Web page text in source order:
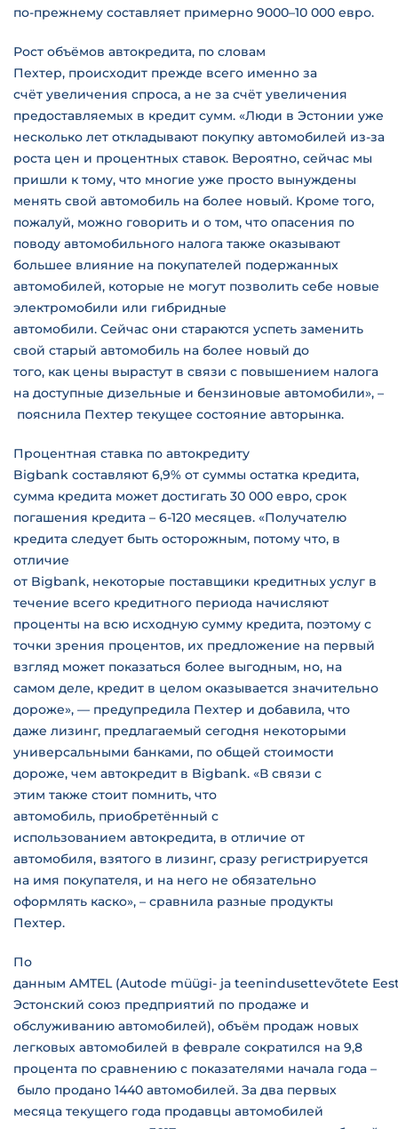
по-прежнему составляет примерно 9000–10 000 евро.
Рост объёмов автокредита, по словам
Пехтер, происходит прежде всего именно за
счёт увеличения спроса, а не за счёт увеличения
предоставляемых в кредит сумм. «Люди в Эстонии уже
несколько лет откладывают покупку автомобилей из-за
роста цен и процентных ставок. Вероятно, сейчас мы
пришли к тому, что многие уже просто вынуждены
менять свой автомобиль на более новый. Кроме того,
пожалуй, можно говорить и о том, что опасения по
поводу автомобильного налога также оказывают
большее влияние на покупателей подержанных
автомобилей, которые не могут позволить себе новые
электромобили или гибридные
автомобили. Сейчас они стараются успеть заменить
свой старый автомобиль на более новый до
того, как цены вырастут в связи с повышением налога
на доступные дизельные и бензиновые автомобили», –
пояснила Пехтер текущее состояние авторынка.
Процентная ставка по автокредиту
Bigbank составляют 6,9% от суммы остатка кредита,
сумма кредита может достигать 30 000 евро, срок
погашения кредита – 6-120 месяцев. «Получателю
кредита следует быть осторожным, потому что, в
отличие
от Bigbank, некоторые поставщики кредитных услуг в
течение всего кредитного периода начисляют
проценты на всю исходную сумму кредита, поэтому с
точки зрения процентов, их предложение на первый
взгляд может показаться более выгодным, но, на
самом деле, кредит в целом оказывается значительно
дороже», — предупредила Пехтер и добавила, что
даже лизинг, предлагаемый сегодня некоторыми
универсальными банками, по общей стоимости
дороже, чем автокредит в Bigbank. «В связи с
этим также стоит помнить, что
автомобиль, приобретённый с
использованием автокредита, в отличие от
автомобиля, взятого в лизинг, сразу регистрируется
на имя покупателя, и на него не обязательно
оформлять каско», – сравнила разные продукты
Пехтер.
По
данным AMTEL (Autode müügi- ja teenindusettevõtete
Эстонский союз предприятий по продаже и
обслуживанию автомобилей), объём продаж новых
легковых автомобилей в феврале сократился на 9,8
процента по сравнению с показателями начала года –
было продано 1440 автомобилей. За два первых
месяца текущего года продавцы автомобилей